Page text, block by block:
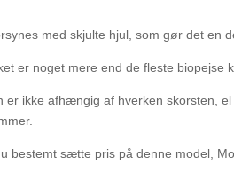
med skjulte hjul, som gør det en
er noget mere end de fleste biopejse
ikke afhængig af hverken skorsten,
bestemt sætte pris på denne model,